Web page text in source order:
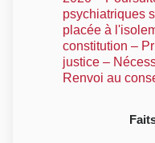
psychiatriques
placée à
constitution –
justice –
Renvoi au